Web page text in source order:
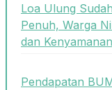
Loa Ulung
Penuh, Warga
dan
Pendapatan